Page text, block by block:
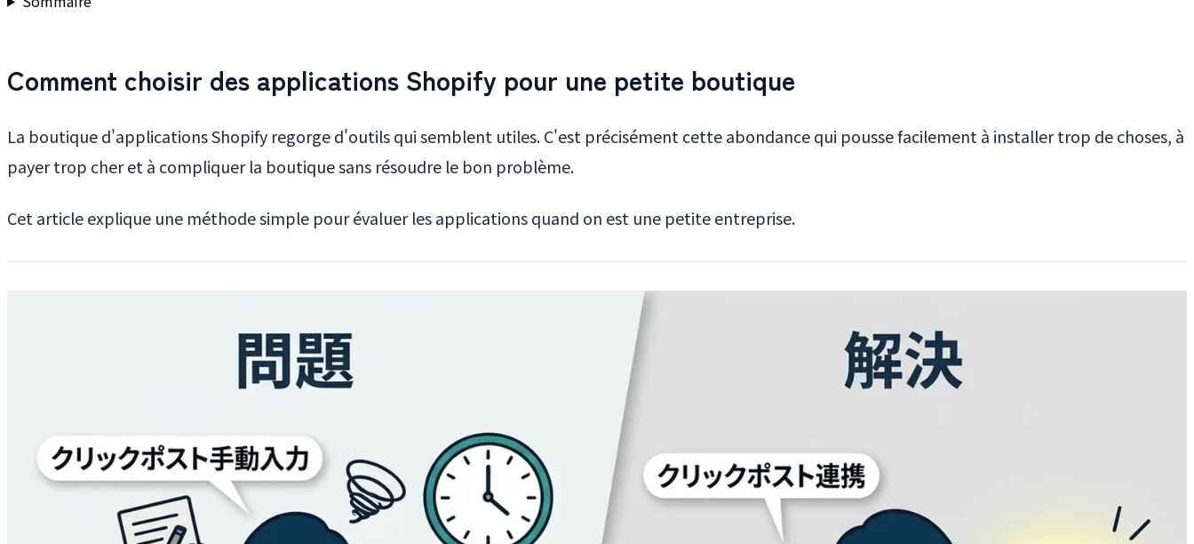
Comment choisir des applications Shopify pour une petite boutique
La boutique d'applications Shopify regorge d'outils qui semblent utiles. C'est précisément cette abondance qui pousse facilement à installer trop de choses, à
payer trop cher et à compliquer la boutique sans résoudre le bon problème.
Cet article explique une méthode simple pour évaluer les applications quand on est une petite entreprise.